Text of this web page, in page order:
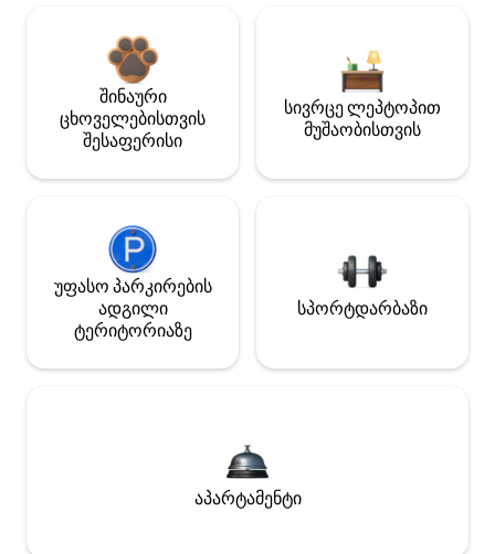
შინაური
ცხოველებისთვის
შესაფერისი
სივრცე ლეპტოპით
მუშაობისთვის
უფასო პარკირების
ადგილი
ტერიტორიაზე
სპორტდარბაზი
აპარტამენტი